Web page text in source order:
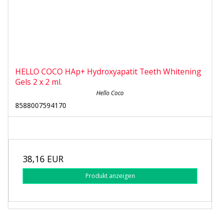
HELLO COCO HAp+ Hydroxyapatit Teeth Whitening
Gels 2 x 2 ml.
Hello Coco
8588007594170
38,16 EUR
Produkt anzeigen